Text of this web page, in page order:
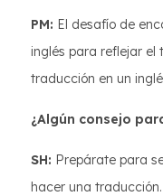
PM: El desafío de
inglés para reflejar el
traducción en un
¿Algún consejo
SH: Prepárate para
hacer una